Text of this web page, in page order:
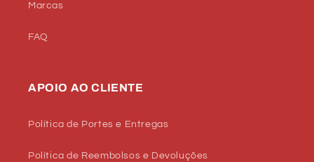
Marcas
FAQ
APOIO AO CLIENTE
Política de Portes e Entregas
Política de Reembolsos e Devoluções